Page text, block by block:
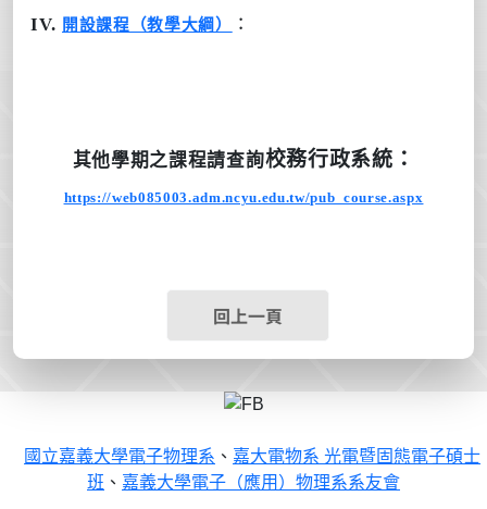
IV. 開設課程（教學大綱） ︰
其他學期之課程請查詢校務行政系統 ：
https://web085003.adm.ncyu.edu.tw/pub_course.aspx
回上一頁
國立嘉義大學電子物理系 、 嘉大電物系 光電暨固態電子碩士
班 、 嘉義大學電子（應用）物理系系友會